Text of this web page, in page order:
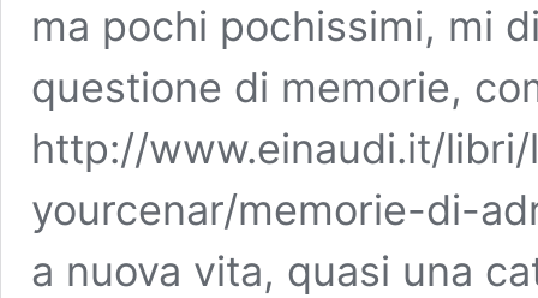
ma pochi pochissimi, mi
questione di memorie,
http://www.einaudi.it/
yourcenar/memorie-di-
a nuova vita, quasi una